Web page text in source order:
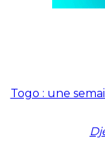
Togo : une